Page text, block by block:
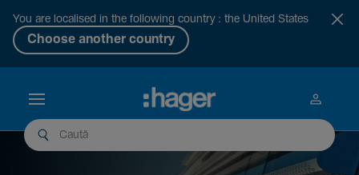
You are localised in the following country : the United States
Choose another country